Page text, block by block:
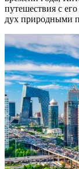
путешествия с
дух природными